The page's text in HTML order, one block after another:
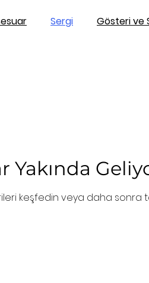
Sergi Gösteri ve
Yakında
keşfedin veya daha sonra